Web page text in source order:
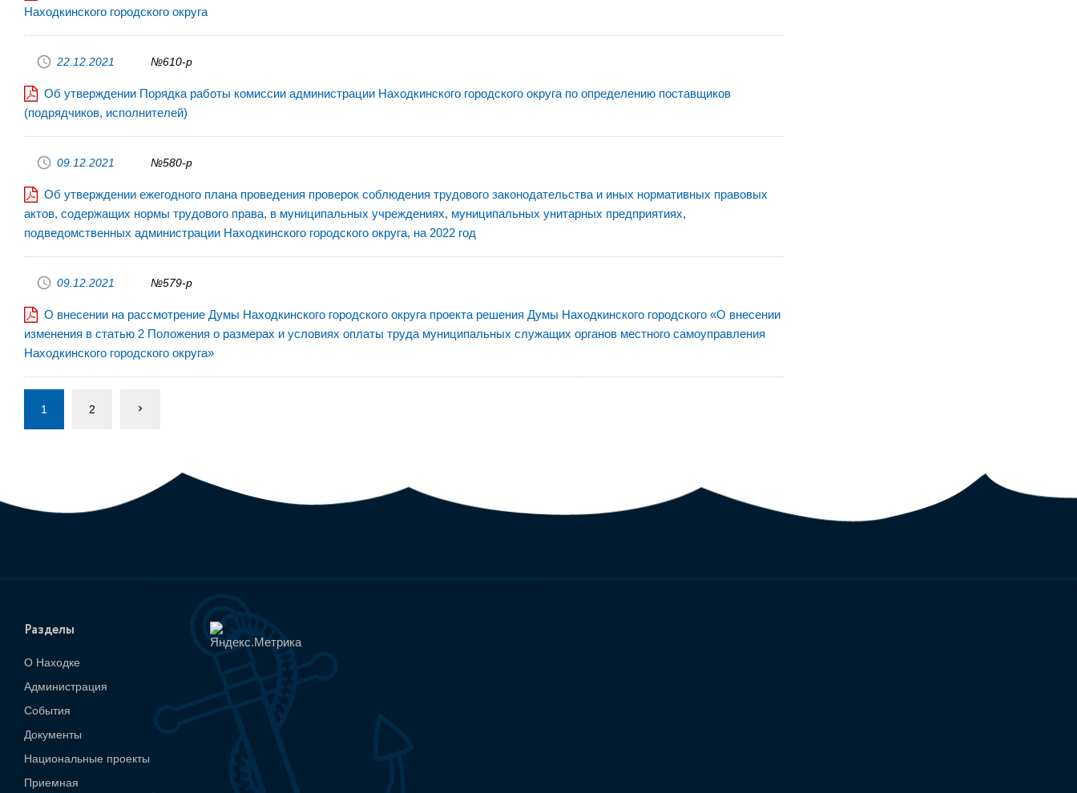
Находкинского городского округа
22.12.2021 №610-р
Об утверждении Порядка работы комиссии администрации Находкинского городского округа по определению поставщиков
(подрядчиков, исполнителей)
09.12.2021 №580-р
Об утверждении ежегодного плана проведения проверок соблюдения трудового законодательства и иных нормативных правовых
актов, содержащих нормы трудового права, в муниципальных учреждениях, муниципальных унитарных предприятиях,
подведомственных администрации Находкинского городского округа, на 2022 год
09.12.2021 №579-р
О внесении на рассмотрение Думы Находкинского городского округа проекта решения Думы Находкинского городского «О внесении
изменения в статью 2 Положения о размерах и условиях оплаты труда муниципальных служащих органов местного самоуправления
Находкинского городского округа»
1 2
Разделы
О Находке
Администрация
События
Документы
Национальные проекты
Приемная